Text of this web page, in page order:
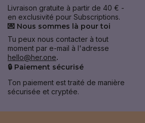
Livraison gratuite à partir de 40 € -
en exclusivité pour Subscriptions.
💌 Nous sommes là pour toi
Tu peux nous contacter à tout
moment par e-mail à l'adresse
hello@her.one.
🔒 Paiement sécurisé
Ton paiement est traité de manière
sécurisée et cryptée.